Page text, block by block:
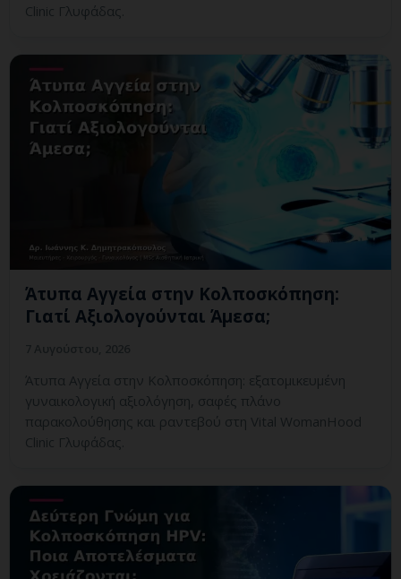
Clinic Γλυφάδας.
Άτυπα Αγγεία στην Κολποσκόπηση:
Γιατί Αξιολογούνται Άμεσα;
Άτυπα Αγγεία στην Κολποσκόπηση: εξατομικευμένη
γυναικολογική αξιολόγηση, σαφές πλάνο
παρακολούθησης και ραντεβού στη Vital WomanHood
Clinic Γλυφάδας.